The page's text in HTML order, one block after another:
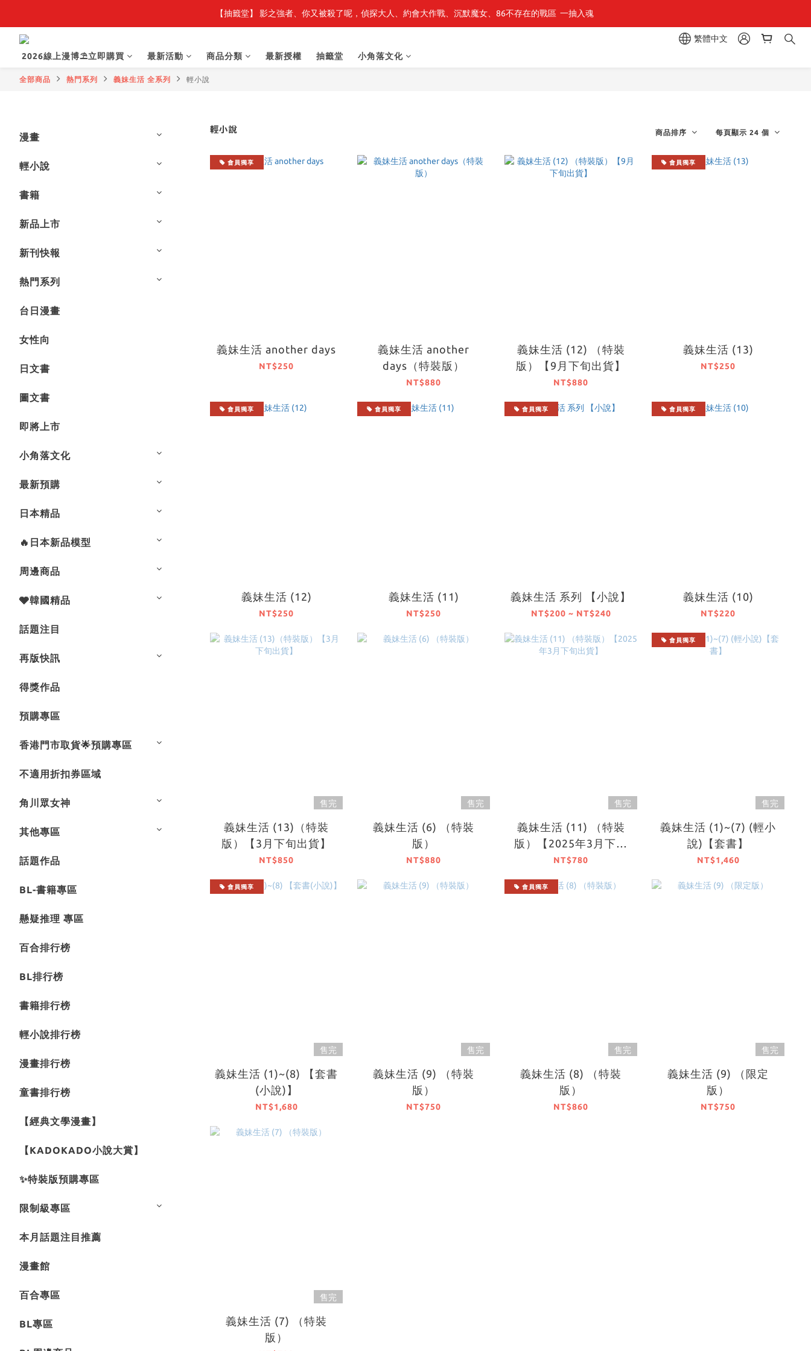
【轉生史萊姆】系列書展🌟系列小說 79 折，滿$389送「完節紀念明信片組」
【抽籤堂】 影之強者、你又被殺了呢，偵探大人、約會大作戰、沉默魔女、86不存在的戰區  一抽入魂
繁體中文
2026線上漫博⛱️立即購買
最新活動 商品分類 最新授權 抽籤堂 小角落文化
全部商品 熱門系列 義妹生活 全系列 輕小說
漫畫
輕小說
書籍
新品上市
新刊快報
熱門系列
台日漫畫
女性向
日文書
圖文書
即將上市
小角落文化
最新預購
日本精品
🔥日本新品模型
周邊商品
🩶韓國精品
話題注目
再版快訊
得獎作品
預購專區
香港門市取貨🌟預購專區
不適用折扣券區域
角川眾女神
其他專區
話題作品
BL-書籍專區
懸疑推理 專區
百合排行榜
BL排行榜
書籍排行榜
輕小說排行榜
漫畫排行榜
童書排行榜
【經典文學漫畫】
【KADOKADO小說大賞】
✨特裝版預購專區
限制級專區
本月話題注目推薦
漫畫館
百合專區
BL專區
輕小說 商品排序 每頁顯示 24 個
會員獨享
義妹生活 another days
NT$250
義妹生活 another
days（特裝版）
NT$880
義妹生活 (12) （特裝
版）【9月下旬出貨】
NT$880
會員獨享
義妹生活 (13)
NT$250
會員獨享
義妹生活 (12)
NT$250
會員獨享
義妹生活 (11)
NT$250
會員獨享
義妹生活 系列 【小說】
NT$200 ~ NT$240
會員獨享
義妹生活 (10)
NT$220
售完
義妹生活 (13)（特裝
版）【3月下旬出貨】
NT$850
售完
義妹生活 (6) （特裝
版）
NT$880
售完
義妹生活 (11) （特裝
版）【2025年3月下旬
出貨】
NT$780
會員獨享
售完
義妹生活 (1)~(7) (輕小
說)【套書】
NT$1,460
會員獨享
售完
義妹生活 (1)~(8) 【套書
(小說)】
NT$1,680
售完
義妹生活 (9) （特裝
版）
NT$750
會員獨享
售完
義妹生活 (8) （特裝
版）
NT$860
售完
義妹生活 (9) （限定
版）
NT$750
售完
義妹生活 (7) （特裝
版）